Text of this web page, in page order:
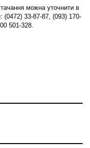
можна уточнити в
(0472) 33-87-87, (093) 170-
501-328.